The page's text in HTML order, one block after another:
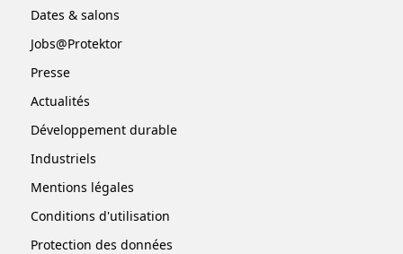
Dates & salons
Jobs@Protektor
Presse
Actualités
Développement durable
Industriels
Mentions légales
Conditions d'utilisation
Protection des données